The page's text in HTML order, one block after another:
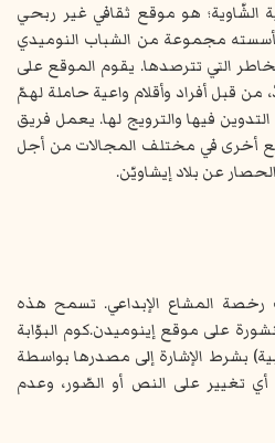
الشّاوية؛ هو موقع ثقافي غير ربحي
مجموعة من الشباب النوميدي
التي تترصدها. يقوم الموقع على
من قبل أفراد وأقلام واعية حاملة لهمّ
فيها والترويج لها. يعمل فريق
أخرى في مختلف المجالات من أجل
عن بلاد إيشاويّن.
المشاع الإبداعي. تسمح هذه
على موقع إينوميدن.كوم البوّابة
بشرط الإشارة إلى مصدرها بواسطة
أي تغيير على النص أو الصّور، وعدم